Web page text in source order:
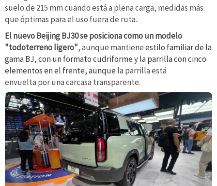
suelo de 215 mm cuando está a plena carga, medidas más
que óptimas para el uso fuera de ruta.
El nuevo Beijing BJ30 se posiciona como un modelo
"todoterreno ligero", aunque mantieneestilo familiar de la
gama BJ, con un formato cudriforme y la parrilla con cinco
elementos en el frente, aunquela parrilla está
envuelta por una carcasa transparente.